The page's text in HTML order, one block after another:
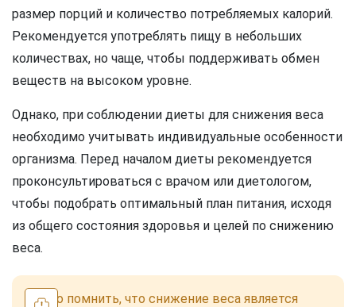
размер порций и количество потребляемых калорий.
Рекомендуется употреблять пищу в небольших
количествах, но чаще, чтобы поддерживать обмен
веществ на высоком уровне.
Однако, при соблюдении диеты для снижения веса
необходимо учитывать индивидуальные особенности
организма. Перед началом диеты рекомендуется
проконсультироваться с врачом или диетологом,
чтобы подобрать оптимальный план питания, исходя
из общего состояния здоровья и целей по снижению
веса.
Важно помнить, что снижение веса является